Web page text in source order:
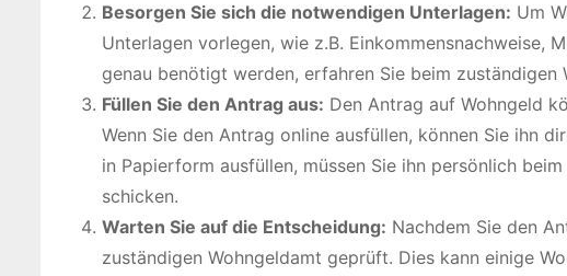
Besorgen Sie sich die notwendigen Unterlagen: Um
Unterlagen vorlegen, wie z.B. Einkommensnachweise,
genau benötigt werden, erfahren Sie beim zuständigen
Füllen Sie den Antrag aus: Den Antrag auf Wohngeld
Wenn Sie den Antrag online ausfüllen, können Sie ihn
in Papierform ausfüllen, müssen Sie ihn persönlich
schicken.
Warten Sie auf die Entscheidung: Nachdem Sie den
zuständigen Wohngeldamt geprüft. Dies kann einige